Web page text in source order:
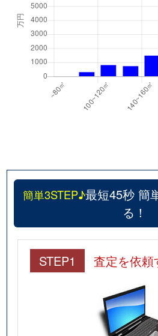
簡単3STEP♪最短45秒 簡
る！
STEP1 査定を依頼